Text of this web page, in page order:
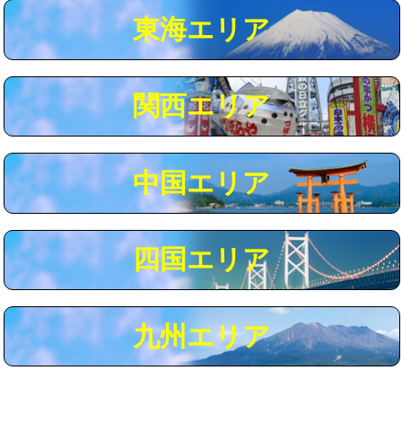
コンクリート斫り（厚さ10㎝超え） 38,500円
モルタル補修（厚さ10㎝まで） 27,500円
モルタル補修（厚さ10㎝超え） 38,500円
追加人工 16,500円
現場見積
※給水管工事は20mmまでの価格です。
東海エリア
関西エリア
中国エリア
四国エリア
九州エリア